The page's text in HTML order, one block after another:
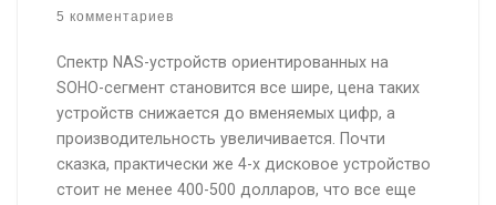
5 комментариев
Спектр NAS-устройств ориентированных на
SOHO-сегмент становится все шире, цена таких
устройств снижается до вменяемых цифр, а
производительность увеличивается. Почти
сказка, практически же 4-х дисковое устройство
стоит не менее 400-500 долларов, что все еще